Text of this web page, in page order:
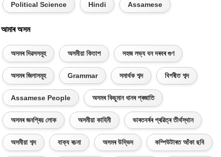
Political Science Hindi Assamese
আমাৰ অসম
অসমৰ দিৱসসমূহ অসমীয়া কিতাপ সহজ লভ্য বন দৰবৰ গুণ
অসমৰ জিলাসমূহ Grammar সমাৰ্থক শব্দ বিপৰীত শব্দ
Assamese People অসমৰ কিছুমান ধানৰ প্ৰজাতি
অসমৰ জনপ্ৰিয় লোক অসমীয়া কাহিনী ভাৰতবৰ্ষৰ প্ৰৱিত্ৰ তীৰ্থস্থান
অসমীয়া শব্দ বাক্য ৰচনা অসমৰ উদ্ভিদ কম্পিউটাৰত আঁকা ছবি